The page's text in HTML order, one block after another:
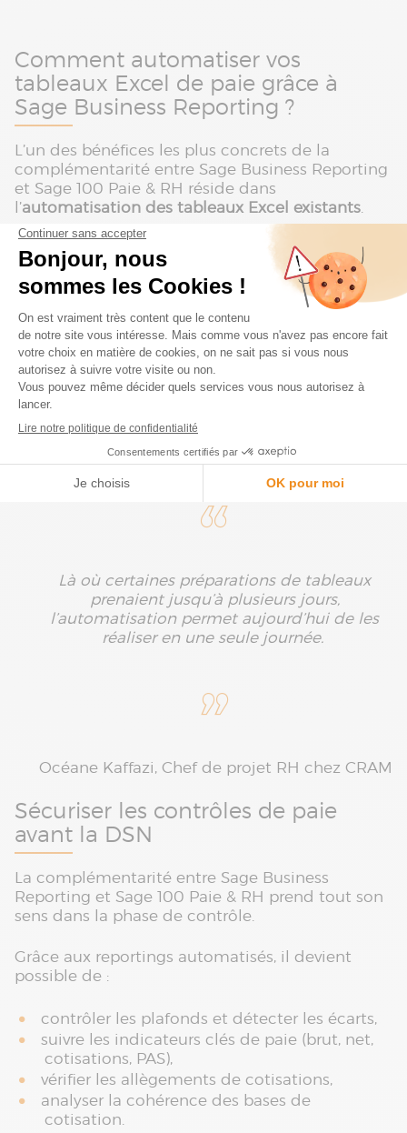
Comment automatiser vos
tableaux Excel de paie grâce à
Sage Business Reporting ?
L’un des bénéfices les plus concrets de la
complémentarité entre Sage Business Reporting
et Sage 100 Paie & RH réside dans
l’automatisation des tableaux Excel existants.
Plutôt que de reconstruire chaque reporting :
les formats sont conservés,
les cellules sont alimentées
automatiquement à partir des données de
paie,
les calculs deviennent reproductibles et
sécurisés.
Notre client CRAM a ainsi pu automatiser des
tâches particulièrement chronophages :
Là où certaines préparations de tableaux
prenaient jusqu’à plusieurs jours,
l’automatisation permet aujourd’hui de les
réaliser en une seule journée.
Océane Kaffazi, Chef de projet RH chez CRAM
Sécuriser les contrôles de paie
avant la DSN
La complémentarité entre Sage Business
Reporting et Sage 100 Paie & RH prend tout son
sens dans la phase de contrôle.
Grâce aux reportings automatisés, il devient
possible de :
contrôler les plafonds et détecter les écarts,
suivre les indicateurs clés de paie (brut, net,
cotisations, PAS),
vérifier les allègements de cotisations,
analyser la cohérence des bases de
cotisation.